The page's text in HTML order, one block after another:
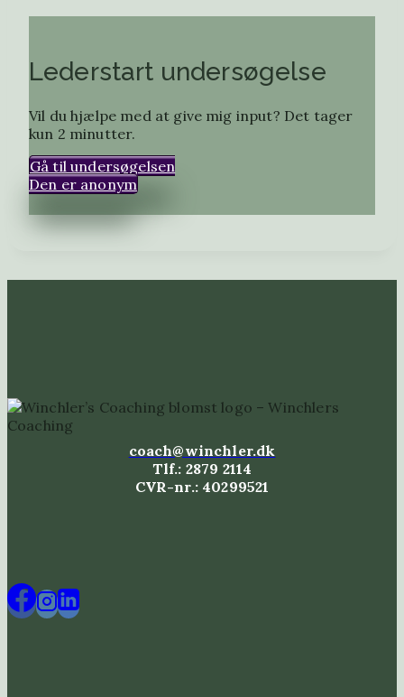
Lederstart undersøgelse
Vil du hjælpe med at give mig input? Det tager
kun 2 minutter.
Gå til undersøgelsen
Den er anonym
coach@winchler.dk
Tlf.: 2879 2114
CVR-nr.: 40299521